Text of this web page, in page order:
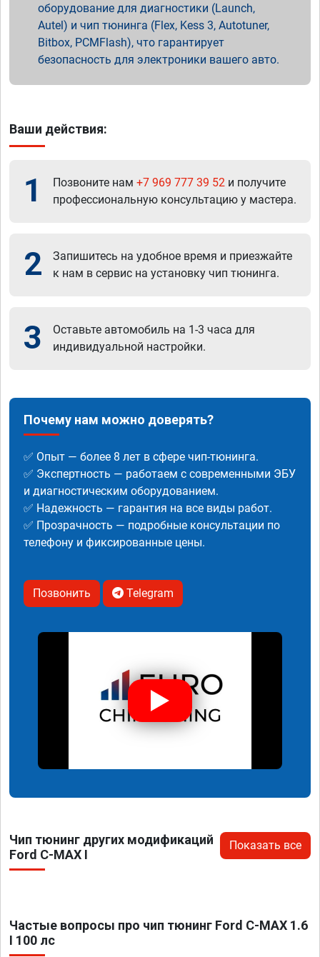
оборудование для диагностики (Launch,
Autel) и чип тюнинга (Flex, Kess 3, Autotuner,
Bitbox, PCMFlash), что гарантирует
безопасность для электроники вашего авто.
Ваши действия:
1 Позвоните нам +7 969 777 39 52 и получите
профессиональную консультацию у мастера.
2
Запишитесь на удобное время и приезжайте
к нам в сервис на установку чип тюнинга.
3
Оставьте автомобиль на 1-3 часа для
индивидуальной настройки.
Почему нам можно доверять?
✅ Опыт — более 8 лет в сфере чип-тюнинга.
✅ Экспертность — работаем с современными ЭБУ
и диагностическим оборудованием.
✅ Надежность — гарантия на все виды работ.
✅ Прозрачность — подробные консультации по
телефону и фиксированные цены.
Позвонить Telegram
Чип тюнинг других модификаций
Ford C-MAX I
Показать все
Частые вопросы про чип тюнинг Ford C-MAX 1.6
I 100 лс